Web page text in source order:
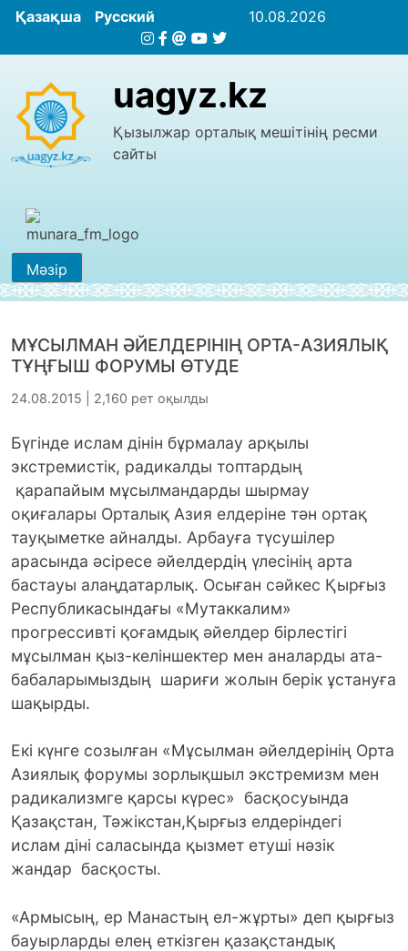
Қазақша Русский 10.08.2026
uagyz.kz
Қызылжар орталық мешітінің ресми
сайты
Мәзір
МҰСЫЛМАН ӘЙЕЛДЕРІНІҢ ОРТА-АЗИЯЛЫҚ
ТҰҢҒЫШ ФОРУМЫ ӨТУДЕ
24.08.2015 | 2,160 рет оқылды
Бүгінде ислам дінін бұрмалау арқылы
экстремистік, радикалды топтардың
қарапайым мұсылмандарды шырмау
оқиғалары Орталық Азия елдеріне тән ортақ
тауқыметке айналды. Арбауға түсушілер
арасында әсіресе әйелдердің үлесінің арта
бастауы алаңдатарлық. Осыған сәйкес Қырғыз
Республикасындағы «Мутаккалим»
прогрессивті қоғамдық әйелдер бірлестігі
мұсылман қыз-келіншектер мен аналарды ата-
бабаларымыздың шариғи жолын берік ұстануға
шақырды.
Екі күнге созылған «Мұсылман әйелдерінің Орта
Азиялық форумы зорлықшыл экстремизм мен
радикализмге қарсы күрес» басқосуында
Қазақстан, Тәжікстан,Қырғыз елдеріндегі
ислам діні саласында қызмет етуші нәзік
жандар басқосты.
«Армысың, ер Манастың ел-жұрты» деп қырғыз
бауырларды елең еткізген қазақстандық